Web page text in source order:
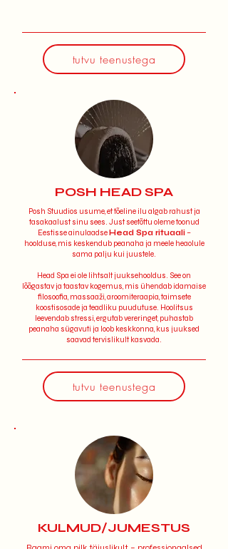
tutvu teenustega
POSH HEAD SPA
Posh Stuudios usume, et tõeline ilu algab rahust ja
tasakaalust sinu sees. Just seetõttu oleme toonud
Eestisse ainulaadse Head Spa rituaali–
hoolduse, mis keskendub peanaha ja meele heaolule
sama palju kui juustele.
Head Spa ei ole lihtsalt juuksehooldus. See on
lõõgastav ja taastav kogemus, mis ühendab idamaise
filosoofia, massaaži, aroomiteraapia, taimsete
koostisosade ja teadliku puudutuse. Hoolitsus
leevendab stressi, ergutab vereringet, puhastab
peanaha sügavuti ja loob keskkonna, kus juuksed
saavad tervislikult kasvada.
tutvu teenustega
KULMUD/JUMESTUS